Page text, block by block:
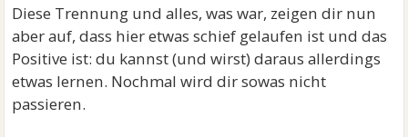
Diese Trennung und alles, was war, zeigen dir nun
aber auf, dass hier etwas schief gelaufen ist und das
Positive ist: du kannst (und wirst) daraus allerdings
etwas lernen. Nochmal wird dir sowas nicht
passieren.